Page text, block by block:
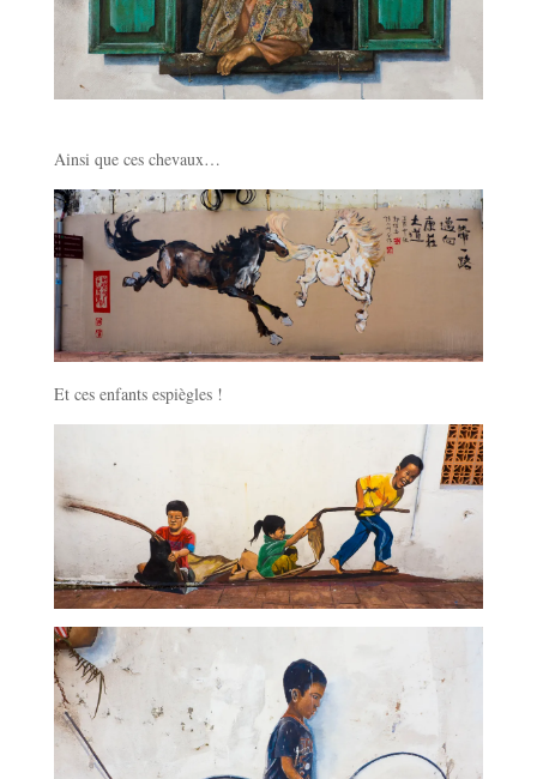
Ainsi que ces chevaux…
Et ces enfants espiègles !